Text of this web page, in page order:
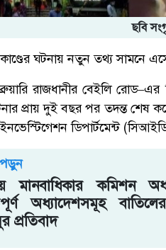
ছবি
ঘটনায় নতুন তথ্য সামনে
রাজধানীর বেইলি
প্রায় দুই বছর পর তদন্ত শেষ
ডিপার্টমেন্ট
মানবাধিকার কমিশন
অধ্যাদেশসমূহ বাতিলের
প্রতিবাদ